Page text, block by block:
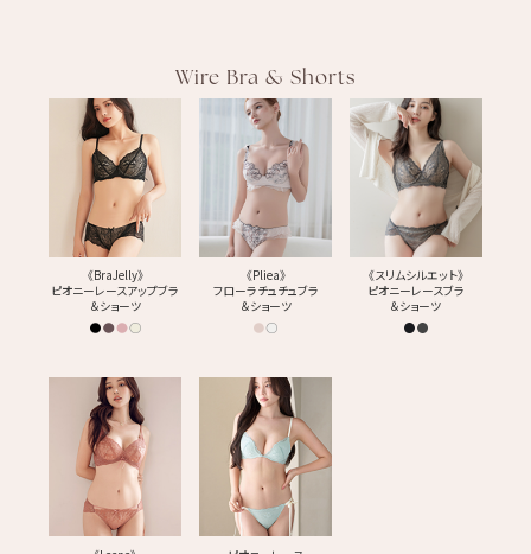
Wire Bra & Shorts
《BraJelly》
ピオニーレースアップブラ
＆ショーツ
《Pliea》
フローラチュチュブラ
＆ショーツ
《スリムシルエット》
ピオニーレースブラ
＆ショーツ